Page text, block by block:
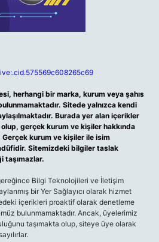
herhangi bir marka, kurum veya şahıs
Sitede yalnızca kendi
Burada yer alan içerikler
gerçek kurum ve kişiler hakkında
Gerçek kurum ve kişiler ile isim
Sitemizdeki bilgiler taslak
taşımazlar.
Bilgi Teknolojileri ve İletişim
bir Yer Sağlayıcı olarak hizmet
içerikleri proaktif olarak denetleme
bulunmamaktadır. Ancak, üyelerimiz
taşımakta olup, siteye üye olarak